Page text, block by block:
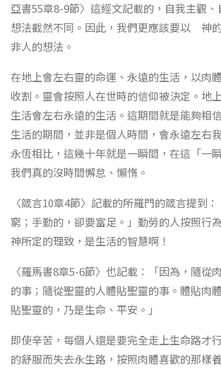
亞書55章8-9節〉這經文記載的，自我主觀
想法截然不同。因此，我們更應該要以 神
非人的想法。
在地上會左右靈的命運、永遠的生活，以肉
收割。靈會按照人在世時的信仰被決定。地
生活會左右永遠的生活。這期間就是能夠
生活的期間，並非是個人時間，會永遠左右
永恆相比，這幾十年就是一瞬間，在這「一
我們真的沒時間懈怠、懶惰。
〈箴言10章4節〉記載的所羅門的箴言提到
窮；手勤的，卻要富足。」勤勞的人按照行
神所定的理致，是生活的智慧啊！
〈羅馬書8章5-6節〉也記載：「因為，隨從
的事；隨從聖靈的人體貼聖靈的事。體貼肉
貼聖靈的，乃是生命、平安。」
即使辛苦，每個人還是要完全走上生命路才
的舒服而失去永生路，按照肉體喜歡的那樣